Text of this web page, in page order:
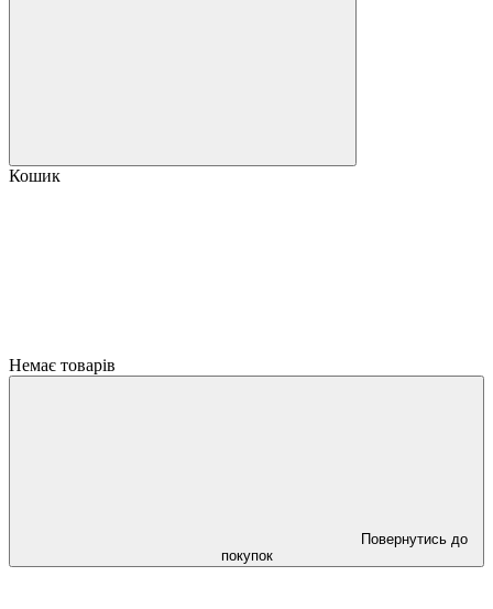
Кошик
Немає товарів
Повернутись до
покупок